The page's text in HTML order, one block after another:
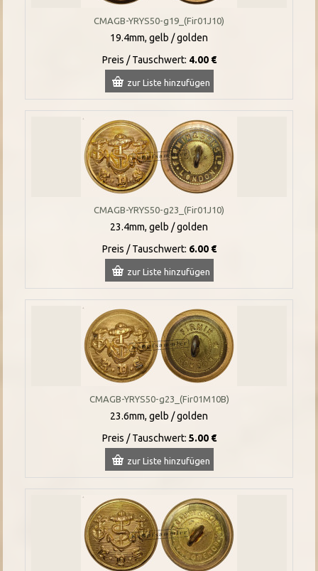
CMAGB-YRYS50-g19_(Fir01J10)
19.4mm, gelb / golden
Preis / Tauschwert: 4.00 €
zur Liste hinzufügen
CMAGB-YRYS50-g23_(Fir01J10)
23.4mm, gelb / golden
Preis / Tauschwert: 6.00 €
zur Liste hinzufügen
CMAGB-YRYS50-g23_(Fir01M10B)
23.6mm, gelb / golden
Preis / Tauschwert: 5.00 €
zur Liste hinzufügen